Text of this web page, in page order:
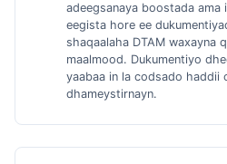
adeegsanaya boostada ama
eegista hore ee
shaqaalaha DTAM waxayna
maalmood. Dukumentiyo
yaabaa in la codsado haddii
dhameystirnayn.